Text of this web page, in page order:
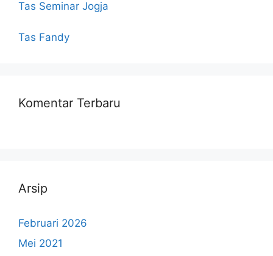
Tas Seminar Jogja
Tas Fandy
Komentar Terbaru
Arsip
Februari 2026
Mei 2021